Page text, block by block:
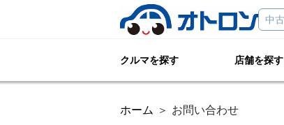
クルマを探す 店舗を探す
ホーム お問い合わせ